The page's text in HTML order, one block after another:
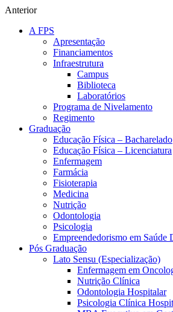
Anterior
A FPS
Apresentação
Financiamentos
Infraestrutura
Campus
Biblioteca
Laboratórios
Programa de Nivelamento
Regimento
Graduação
Educação Física – Bacharelado
Educação Física – Licenciatura
Enfermagem
Farmácia
Fisioterapia
Medicina
Nutrição
Odontologia
Psicologia
Empreendedorismo em
Pós Graduação
Lato Sensu (Especialização)
Enfermagem em
Nutrição Clínica
Odontologia Hospitalar
Psicologia Clínica